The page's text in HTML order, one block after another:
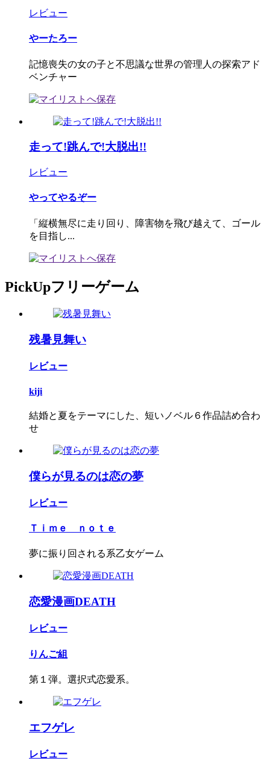
レビュー
やーたろー
記憶喪失の女の子と不思議な世界の管理人の探索アド
ベンチャー
走って!跳んで!大脱出!!
レビュー
やってやるぞー
「縦横無尽に走り回り、障害物を飛び越えて、ゴール
を目指し...
PickUpフリーゲーム
残暑見舞い
レビュー
kiji
結婚と夏をテーマにした、短いノベル６作品詰め合わ
せ
僕らが見るのは恋の夢
レビュー
Ｔｉｍｅ ｎｏｔｅ
夢に振り回される系乙女ゲーム
恋愛漫画DEATH
レビュー
りんご組
第１弾。選択式恋愛系。
エフゲレ
レビュー